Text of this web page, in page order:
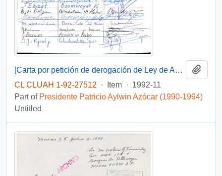
[Carta por petición de derogación de Ley de Amnistía de 1978]
CL CLUAH 1-92-27512
· Item · 1992-11
Part of Presidente Patricio Aylwin Azócar (1990-1994)
Untitled